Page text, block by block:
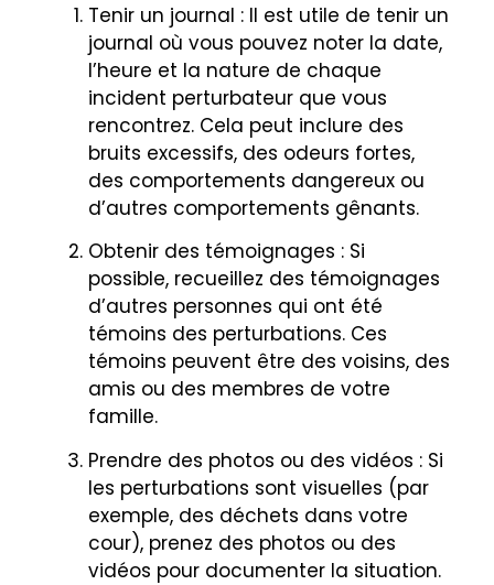
Tenir un journal : Il est utile de tenir un
journal où vous pouvez noter la date,
l’heure et la nature de chaque
incident perturbateur que vous
rencontrez. Cela peut inclure des
bruits excessifs, des odeurs fortes,
des comportements dangereux ou
d’autres comportements gênants.
Obtenir des témoignages : Si
possible, recueillez des témoignages
d’autres personnes qui ont été
témoins des perturbations. Ces
témoins peuvent être des voisins, des
amis ou des membres de votre
famille.
Prendre des photos ou des vidéos : Si
les perturbations sont visuelles (par
exemple, des déchets dans votre
cour), prenez des photos ou des
vidéos pour documenter la situation.